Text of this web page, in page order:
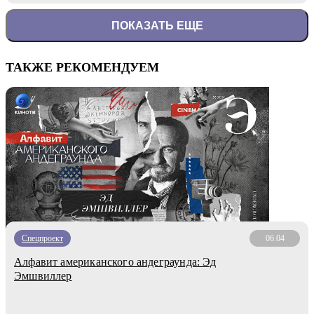
ПОКАЗАТЬ ЕЩЕ
ТАКЖЕ РЕКОМЕНДУЕМ
Спецпроект 06.04
Алфавит американского андеграунда: Эд
Эмшвиллер